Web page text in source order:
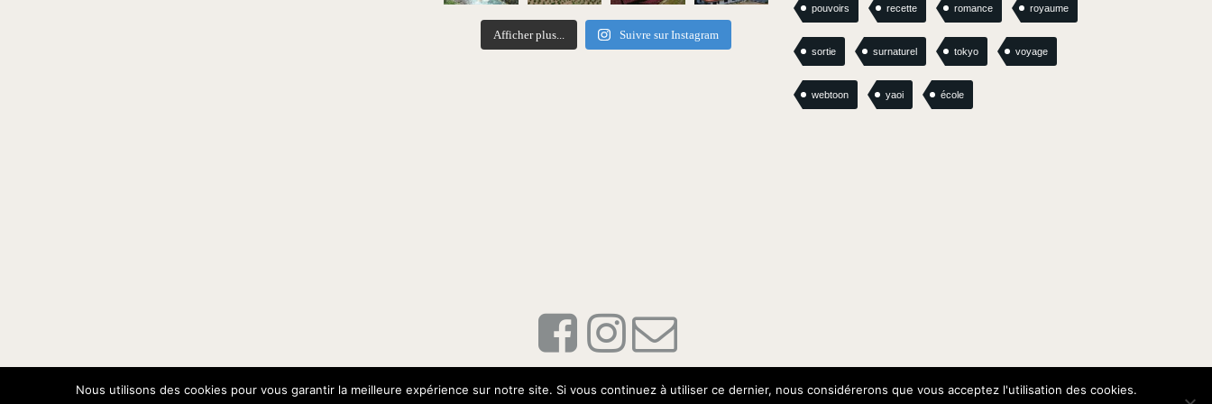
Afficher plus... Suivre sur Instagram
pouvoirs recette romance royaume
sortie surnaturel tokyo voyage
webtoon yaoi école
Nous utilisons des cookies pour vous garantir la meilleure expérience sur notre site. Si vous continuez à utiliser ce dernier, nous considérerons que vous acceptez l'utilisation des cookies.